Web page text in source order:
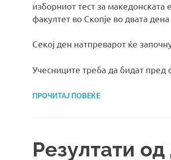
изборниот тест за
факултет во Скопје во двата
Секој ден натпреварот ќе
Учесниците треба да бидат пред
ПРОЧИТАЈ ПОВЕЌЕ
Резултати